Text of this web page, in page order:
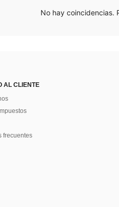
No hay coincidencias.
AL CLIENTE
frecuentes